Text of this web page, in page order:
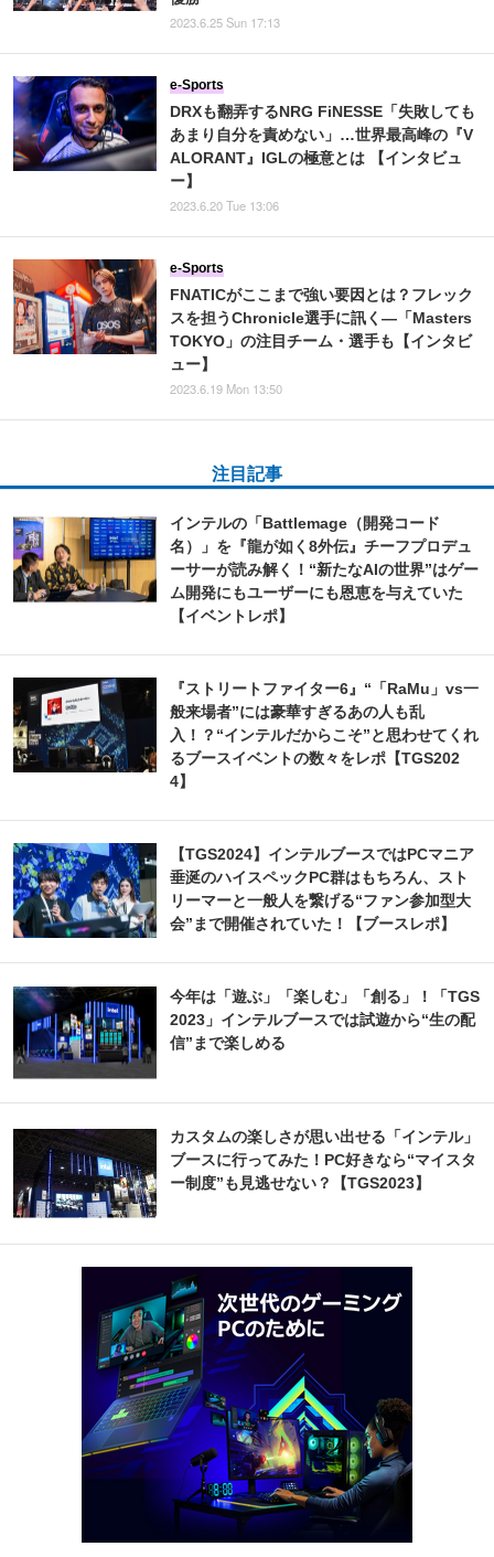
2023.6.25 Sun 17:13
DRXも翻弄するNRG FiNESSE「失敗しても
あまり自分を責めない」…世界最高峰の『V
ALORANT』IGLの極意とは 【インタビュ
ー】
e-Sports
2023.6.20 Tue 13:06
FNATICがここまで強い要因とは？フレック
スを担うChronicle選手に訊く―「Masters
TOKYO」の注目チーム・選手も【インタビ
ュー】
e-Sports
2023.6.19 Mon 13:50
注目記事
インテルの「Battlemage（開発コード
名）」を『龍が如く8外伝』チーフプロデュ
ーサーが読み解く！“新たなAIの世界”はゲー
ム開発にもユーザーにも恩恵を与えていた
【イベントレポ】
『ストリートファイター6』“「RaMu」vs一
般来場者”には豪華すぎるあの人も乱
入！？“インテルだからこそ”と思わせてくれ
るブースイベントの数々をレポ【TGS202
4】
【TGS2024】インテルブースではPCマニア
垂涎のハイスペックPC群はもちろん、スト
リーマーと一般人を繋げる“ファン参加型大
会”まで開催されていた！【ブースレポ】
今年は「遊ぶ」「楽しむ」「創る」！「TGS
2023」インテルブースでは試遊から“生の配
信”まで楽しめる
カスタムの楽しさが思い出せる「インテル」
ブースに行ってみた！PC好きなら“マイスタ
ー制度”も見逃せない？【TGS2023】